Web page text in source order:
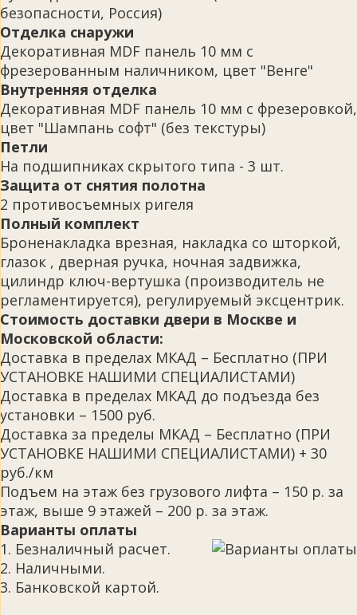
безопасности, Россия)
Отделка снаружи
Декоративная MDF панель 10 мм с
фрезерованным наличником, цвет "Венге"
Внутренняя отделка
Декоративная MDF панель 10 мм с фрезеровкой,
цвет "Шампань софт" (без текстуры)
Петли
На подшипниках скрытого типа - 3 шт.
Защита от снятия полотна
2 противосъемных ригеля
Полный комплект
Броненакладка врезная, накладка со шторкой,
глазок , дверная ручка, ночная задвижка,
цилиндр ключ-вертушка (производитель не
регламентируется), регулируемый эксцентрик.
Стоимость доставки двери в Москве и
Московской области:
Доставка в пределах МКАД – Бесплатно (ПРИ
УСТАНОВКЕ НАШИМИ СПЕЦИАЛИСТАМИ)
Доставка в пределах МКАД до подъезда без
установки – 1500 руб.
Доставка за пределы МКАД – Бесплатно (ПРИ
УСТАНОВКЕ НАШИМИ СПЕЦИАЛИСТАМИ) + 30
руб./км
Подъем на этаж без грузового лифта – 150 р. за
этаж, выше 9 этажей – 200 р. за этаж.
Варианты оплаты
1. Безналичный расчет.
2. Наличными.
3. Банковской картой.